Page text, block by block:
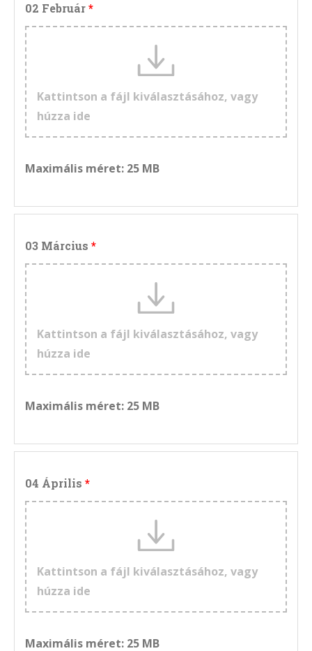
02 Február
Kattintson a fájl kiválasztásához, vagy
húzza ide
Maximális méret: 25 MB
03 Március
Kattintson a fájl kiválasztásához, vagy
húzza ide
Maximális méret: 25 MB
04 Április
Kattintson a fájl kiválasztásához, vagy
húzza ide
Maximális méret: 25 MB